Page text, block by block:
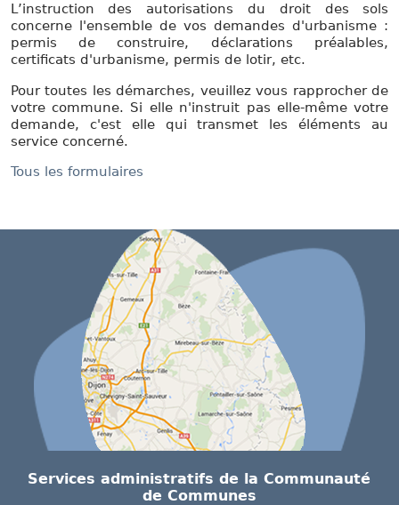
L’instruction des autorisations du droit des sols
concerne l'ensemble de vos demandes d'urbanisme :
permis de construire, déclarations préalables,
certificats d'urbanisme, permis de lotir, etc.
Pour toutes les démarches, veuillez vous rapprocher de
votre commune. Si elle n'instruit pas elle-même votre
demande, c'est elle qui transmet les éléments au
service concerné.
Tous les formulaires
Services administratifs de la Communauté
de Communes